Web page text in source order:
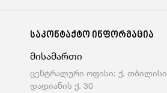
საკონტაქტო ინფორმაცია
მისამართი
ცენტრალური ოფისი: ქ.
დადიანის ქ. 30